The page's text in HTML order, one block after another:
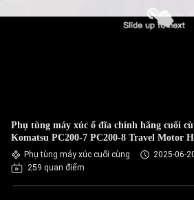
Phụ tùng máy xúc ổ đĩa chính hãng cuối
Komatsu PC200-7 PC200-8 Travel Motor
Phụ tùng máy xúc cuối cùng
2025-06-
259 quan điểm